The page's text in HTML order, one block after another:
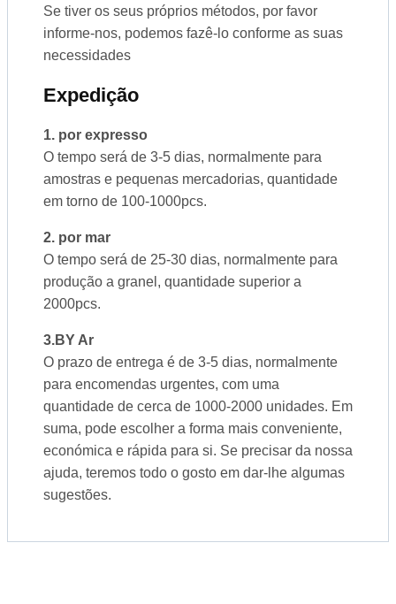
Se tiver os seus próprios métodos, por favor
informe-nos, podemos fazê-lo conforme as suas
necessidades
Expedição
1. por expresso
O tempo será de 3-5 dias, normalmente para
amostras e pequenas mercadorias, quantidade
em torno de 100-1000pcs.
2. por mar
O tempo será de 25-30 dias, normalmente para
produção a granel, quantidade superior a
2000pcs.
3.BY Ar
O prazo de entrega é de 3-5 dias, normalmente
para encomendas urgentes, com uma
quantidade de cerca de 1000-2000 unidades. Em
suma, pode escolher a forma mais conveniente,
económica e rápida para si. Se precisar da nossa
ajuda, teremos todo o gosto em dar-lhe algumas
sugestões.